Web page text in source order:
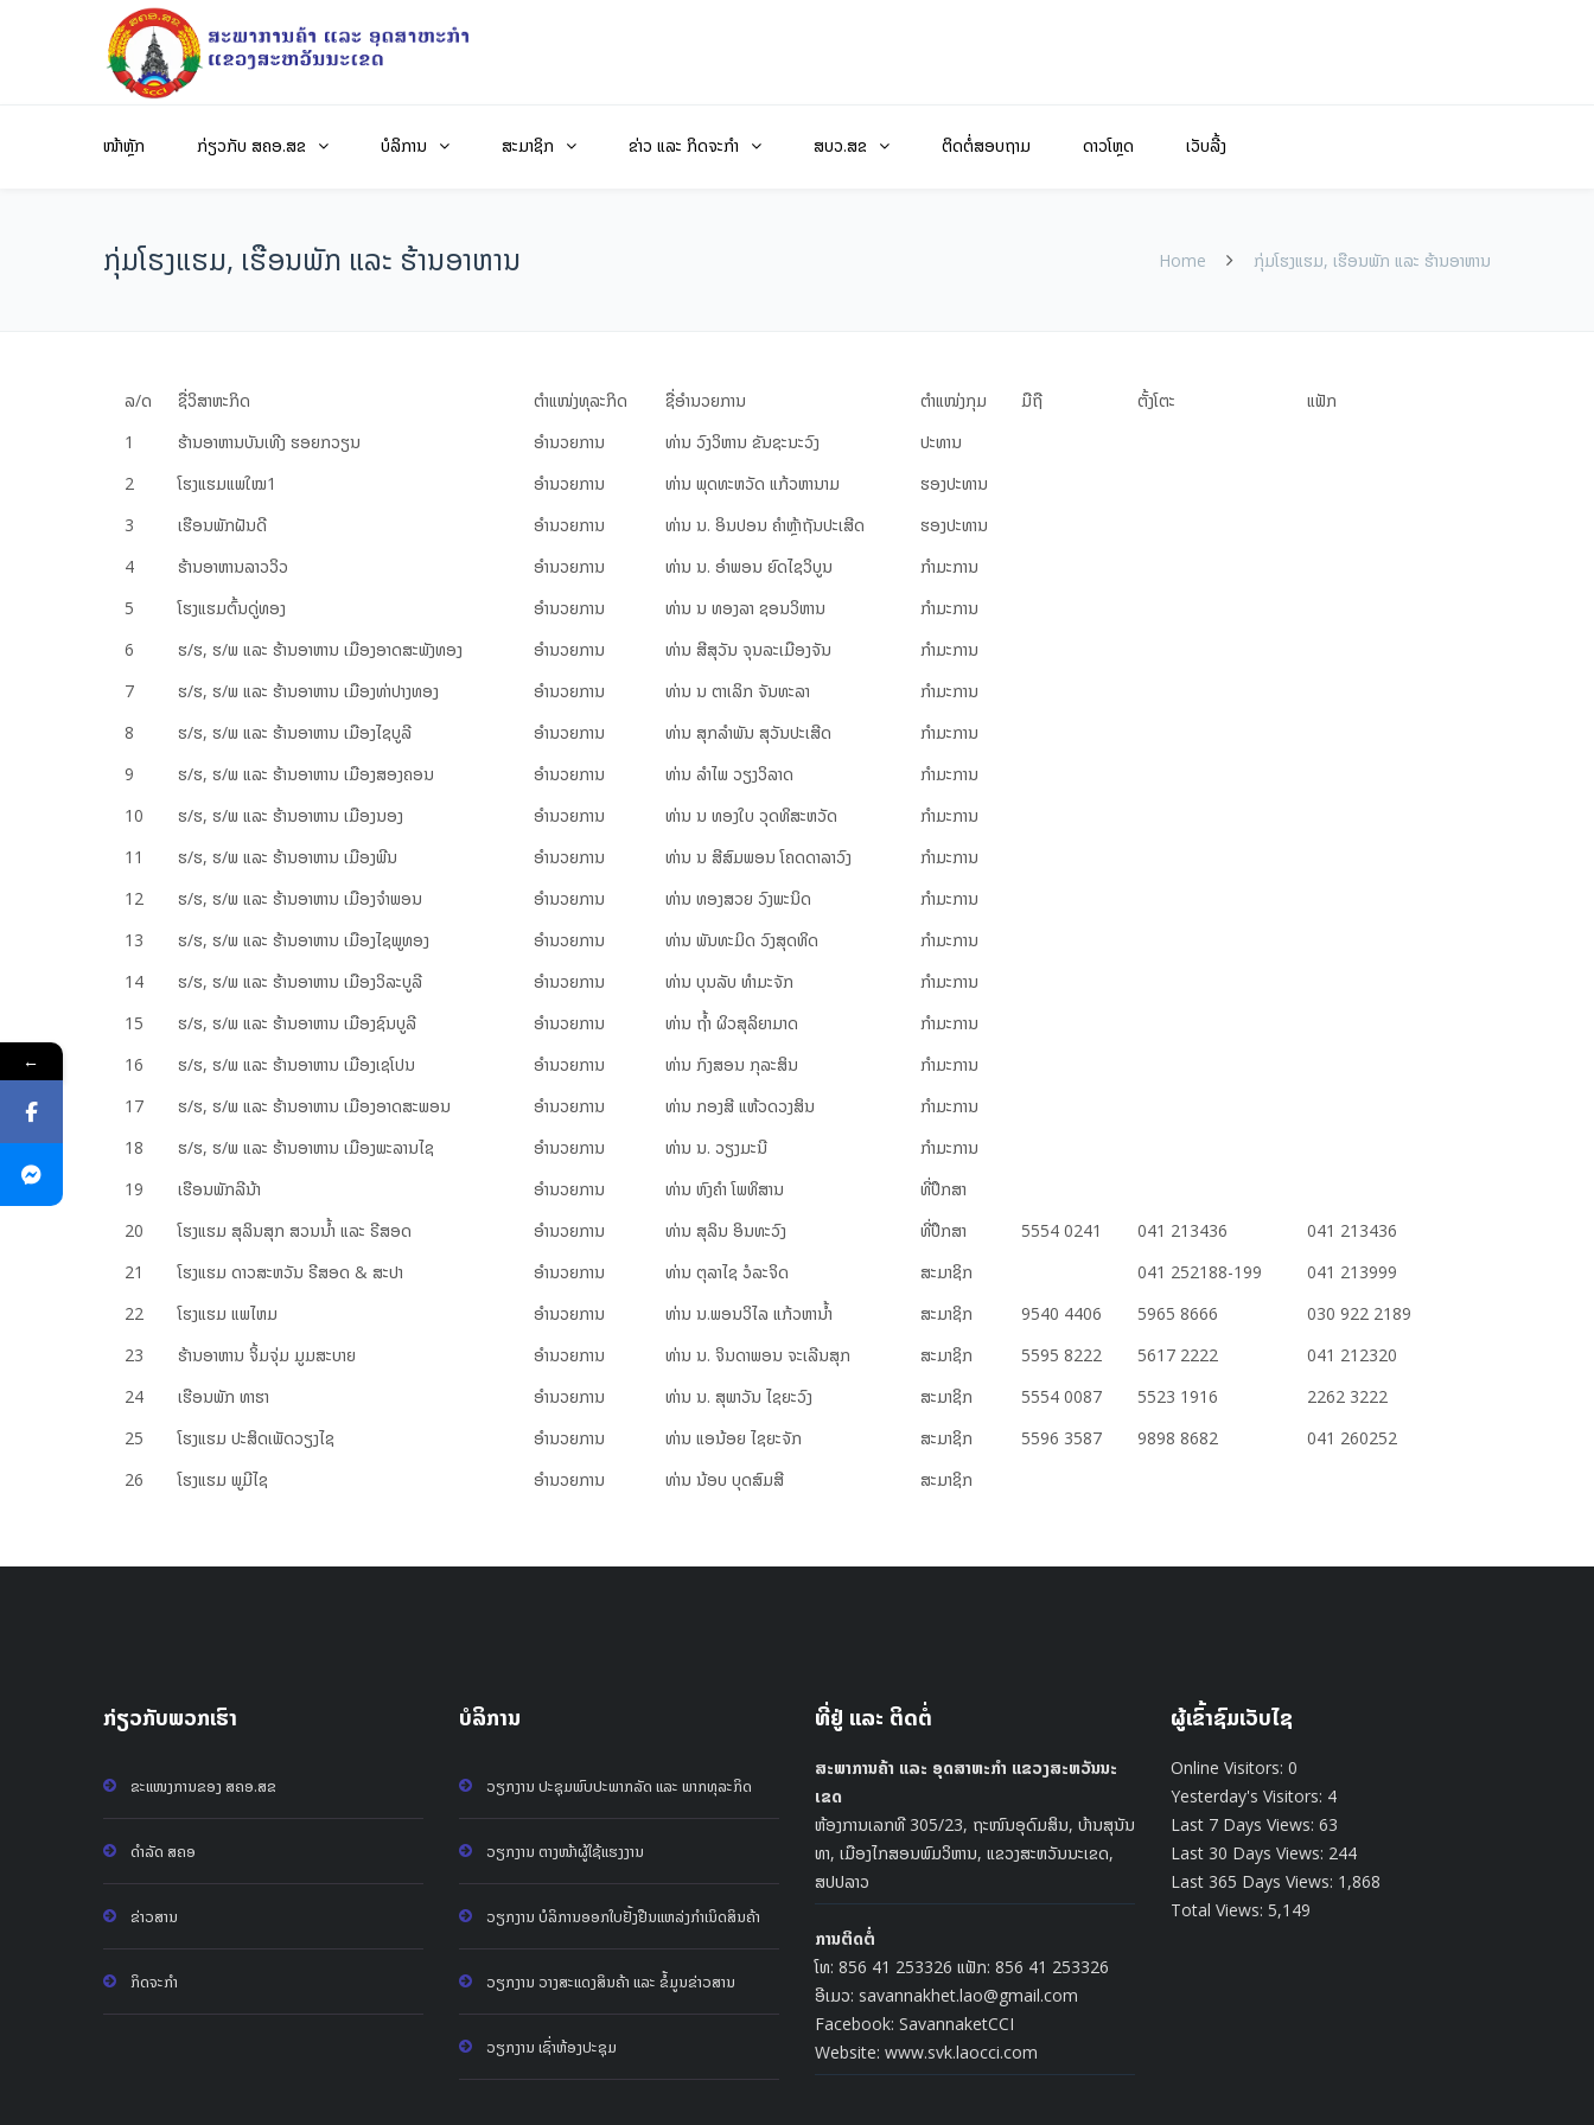
ໜ້າຫຼັກ ກ່ຽວກັບ ສຄອ.ສຂ ບໍລິການ ສະມາຊິກ ຂ່າວ ແລະ ກິດຈະກໍາ ສບວ.ສຂ ຕິດຕໍ່ສອບຖາມ ດາວໂຫຼດ ເວັບລີ້ງ
ກຸ່ມ​ໂຮງ​ແຮມ​, ເຮືອ​ນ​ພັກ ແລະ ຮ້ານ​ອາ​ຫານ Home ກຸ່ມ​ໂຮງ​ແຮມ​, ເຮືອ​ນ​ພັກ ແລະ ຮ້ານ​ອາ​ຫານ
ລ/ດ ຊື່ວິສາຫະກິດ ຕຳ​ແໜ່ງ​ທຸ​ລະ​ກິດ ຊື່ອຳນວຍການ ​ຕຳ​ແໜ່ງ​ກຸມ ມືຖື ຕັ້ງໂຕະ
ແຟັກ
1
ຮ້ານ​ອາ​ຫານບັນ​ເທີງ ຮອຍກວຽນ ອຳ​ນວຍ​ການ ທ່ານ ວົງ​ວິ​ຫານ ຂັນ​ຊະ​ນະ​ວົງ
ປະ​ທານ
2
ໂຮງ​ແຮມ​ແພ​ໃໝ1 ອຳ​ນວຍ​ການ ທ່ານ ພຸດ​ທະ​ຫວັດ ແກ້ວ​ຫາ​ນາມ
ຮອງ​ປະ​ທານ
3
ເຮືອນ​ພັກ​ຝັນ​ດີ ອຳ​ນວຍ​ການ ທ່ານ ນ. ອິນ​ປອນ ຄຳ​ຫຼ້າ​ຖັນ​ປະ​ເສີດ
ຮອງ​ປະ​ທານ
4
ຮ້ານ​ອາ​ຫານ​ລາວ​ວິວ ອຳ​ນວຍ​ການ ທ່ານ ນ. ອຳ​ພອນ ຍົດ​ໄຊວິ​ບູນ
ກຳ​ມະ​ການ
5
ໂຮງ​ແຮມ​ຕົ້ນ​ດູ່​ທອງ ອຳ​ນວຍ​ການ ທ່ານ ນ ທອງ​ລາ ຊອນ​ວິ​ຫານ
ກຳ​ມະ​ການ
6
ຮ/ຮ, ຮ/ພ ແລະ ຮ້ານ​ອາ​ຫານ ເມືອງ​ອາດ​ສະ​ພັງ​ທອງ ອຳ​ນວຍ​ການ ທ່ານ ສີ​ສຸ​ວັນ ຈຸນ​ລະ​ເມືອງ​ຈັນ
ກຳ​ມະ​ການ
7
ຮ/ຮ, ຮ/ພ ແລະ ຮ້ານ​ອາ​ຫານ ເມືອງ​ທ່າ​ປາງ​ທອງ ອຳ​ນວຍ​ການ ທ່ານ ນ ຕາ​ເລິກ ຈັນ​ທະ​ລາ
ກຳ​ມະ​ການ
8
ຮ/ຮ, ຮ/ພ ແລະ ຮ້ານ​ອາ​ຫານ ເມືອງ​ໄຊ​ບູ​ລີ ອຳ​ນວຍ​ການ ທ່ານ ສຸກ​ລຳ​ພັນ ສຸ​ວັນ​ປະ​ເສີດ
ກຳ​ມະ​ການ
9
ຮ/ຮ, ຮ/ພ ແລະ ຮ້ານ​ອາ​ຫານ ເມືອງ​ສອງ​ຄອນ ອຳ​ນວຍ​ການ ທ່ານ ລຳ​ໄພ ວຽງ​ວິ​ລາດ
ກຳ​ມະ​ການ
10
ຮ/ຮ, ຮ/ພ ແລະ ຮ້ານ​ອາ​ຫານ ເມືອງ​ນອງ ອຳ​ນວຍ​ການ ທ່ານ ນ ທອງ​ໃບ ວຸດ​ທິ​ສະ​ຫວັດ
ກຳ​ມະ​ການ
11
ຮ/ຮ, ຮ/ພ ແລະ ຮ້ານ​ອາ​ຫານ ເມືອງ​ພີນ ອຳ​ນວຍ​ການ ທ່ານ ນ ສີ​ສົມ​ພອນ ໂຄດ​ດາ​ລາ​ວົງ
ກຳ​ມະ​ການ
12
ຮ/ຮ, ຮ/ພ ແລະ ຮ້ານ​ອາ​ຫານ ເມືອງ​ຈຳ​ພອນ ອຳ​ນວຍ​ການ ທ່ານ ທອງ​ສວຍ ວົງ​ພະ​ນິດ
ກຳ​ມະ​ການ
13
ຮ/ຮ, ຮ/ພ ແລະ ຮ້ານ​ອາ​ຫານ ເມືອງ​ໄຊ​ພູ​ທອງ ອຳ​ນວຍ​ການ ທ່ານ ພັນ​ທະ​ມິດ ວົງ​ສຸດ​ທິດ
ກຳ​ມະ​ການ
14
ຮ/ຮ, ຮ/ພ ແລະ ຮ້ານ​ອາ​ຫານ ເມືອງ​​ວິ​ລະ​ບູ​ລີ ອຳ​ນວຍ​ການ ທ່ານ ບຸນ​ລັບ ທຳ​ມະ​ຈັກ
ກຳ​ມະ​ການ
15
ຮ/ຮ, ຮ/ພ ແລະ ຮ້ານ​ອາ​ຫານ ເມືອງຊົນ​ບູ​ລີ ອຳ​ນວຍ​ການ ທ່ານ ຖ້ຳ ຜິວ​ສຸ​ລິ​ຍາ​ມາດ
ກຳ​ມະ​ການ
16
ຮ/ຮ, ຮ/ພ ແລະ ຮ້ານ​ອາ​ຫານ ເມືອງເຊ​ໂປນ ອຳ​ນວຍ​ການ ທ່ານ ກົງ​ສອນ ກຸ​ລະ​ສິນ
ກຳ​ມະ​ການ
17
ຮ/ຮ, ຮ/ພ ແລະ ຮ້ານ​ອາ​ຫານ ເມືອງ​ອາດ​ສະ​ພອນ ອຳ​ນວຍ​ການ ທ່າ​ນ ກອງ​ສີ ແຫ້ວດວງ​ສິນ
ກຳ​ມະ​ການ
18
ຮ/ຮ, ຮ/ພ ແລະ ຮ້ານ​ອາ​ຫານ ເມືອງ​ພະ​ລານ​ໄຊ ອຳ​ນວຍ​ການ ທ່ານ ນ. ວຽງ​ມະ​ນີ
ກຳ​ມະ​ການ
19
ເຮືອນ​ພັກ​ລີ​ນ້າ ອຳ​ນວຍ​ການ ທ່ານ ຫົງ​ຄຳ ໂພ​ທິ​ສານ
​ທີ່​ປຶກ​ສາ
20
ໂຮງແຮມ ສຸລິນສຸກ ສວນນ້ຳ ແລະ ຣີສອດ ອຳ​ນວຍ​ການ ທ່ານ ສຸລິນ ອິນທະວົງ ທີ່​ປຶກ​ສາ 5554 0241 041 213436
041 213436
21
ໂຮງແຮມ ດາວສະຫວັນ ຣີສອດ & ສະປາ ອຳ​ນວຍ​ການ ທ່ານ ຕຸລາໄຊ ວໍລະຈິດ ສະ​ມາ​ຊິກ 041 252188-199
041 213999
22
ໂຮງແຮມ ແພໄຫມ ອຳ​ນວຍ​ການ ທ່ານ ນ.ພອນວິໄລ ແກ້ວຫານ້ຳ ສະ​ມາ​ຊິກ 9540 4406 5965 8666
030 922 2189
23
ຮ້ານອາຫານ ຈິ້ມຈຸ່ມ ມູມສະບາຍ ອຳ​ນວຍ​ການ ທ່ານ ນ. ຈິນດາພອນ ຈະເລີນສຸກ ສະ​ມາ​ຊິກ 5595 8222 5617 2222
041 212320
24
ເຮືອນພັກ ທາຮາ ອຳ​ນວຍ​ການ ທ່ານ ນ. ສຸພາວັນ ໄຊຍະວົງ ສະ​ມາ​ຊິກ 5554 0087 5523 1916
2262 3222
25
ໂຮງແຮມ ປະສິດເພັດວຽງໄຊ ອຳ​ນວຍ​ການ ທ່ານ ແອນ້ອຍ ໄຊຍະຈັກ ສະ​ມາ​ຊິກ 5596 3587 9898 8682
041 260252
26
ໂຮງ​ແຮ​ມ ພູ​ມີ​ໄຊ ອຳ​ນວຍ​ການ ທ່ານ ນ້ອບ ບຸດ​ສົມ​ສີ ສະ​ມາ​ຊິກ
ກ່ຽວກັບພວກເຮົາ
ຂະແໜງການຂອງ ສຄອ.ສຂ
ດຳລັດ ສຄອ
ຂ່າວສານ
ກິດຈະກໍາ
ບໍລິການ
ວຽກງານ ປະຊຸມພົບປະພາກລັດ ແລະ ພາກທຸລະກິດ
ວຽກງານ ຕາງໜ້າຜູ້ໃຊ້ແຮງງານ
ວຽກງານ ບໍລິການອອກໃບຢັ້ງຢືນແຫລ່ງກຳເນິດສິນຄ້າ
ວຽກງານ ວາງສະແດງສິນຄ້າ ແລະ ຂໍ້ມູນຂ່າວສານ
ວຽກງານ ເຊົ່າຫ້ອງປະຊຸມ
ທີ່ຢູ່ ແລະ ຕິດຕໍ່
ສະພາການຄ້າ ແລະ ອຸດສາຫະກຳ ແຂວງສະຫວັນນະ
ເຂດ
ຫ້ອງການເລກທີ 305/23, ຖະໜົນອຸດົມສິນ, ບ້ານສຸນັນ
ທາ, ເມືອງໄກສອນພົມວິຫານ, ແຂວງສະຫວັນນະເຂດ,
ສປປລາວ
ການຕິດຕໍ່
ໂທ: 856 41 253326 ແຟັກ: 856 41 253326
ອີເມວ: savannakhet.lao@gmail.com
Facebook: SavannaketCCI
Website: www.svk.laocci.com
ຜູ້ເຂົ້າຊົມເວັບໄຊ
Online Visitors: 0
Yesterday's Visitors: 4
Last 7 Days Views: 63
Last 30 Days Views: 244
Last 365 Days Views: 1,868
Total Views: 5,149
←